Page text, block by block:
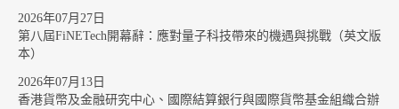
2026年07月27日
第八屆FiNETech開幕辭：應對量子科技帶來的機遇與挑戰（英文版
本）
2026年07月13日
香港貨幣及金融研究中心、國際結算銀行與國際貨幣基金組織合辦